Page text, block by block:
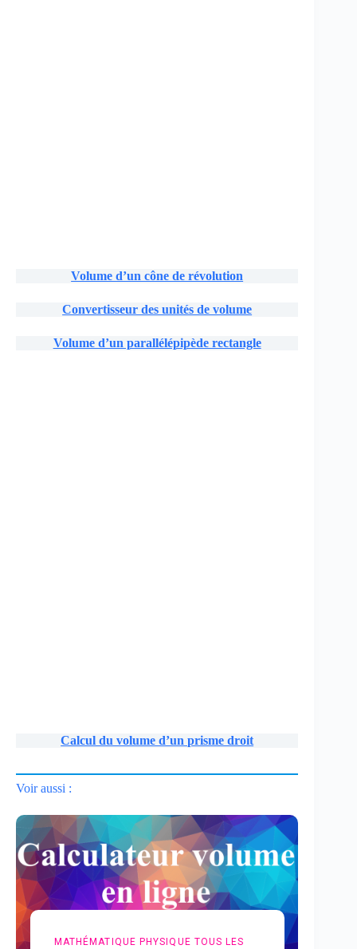
Volume d’un cône de révolution
Convertisseur des unités de volume
Volume d’un parallélépipède rectangle
Calcul du volume d’un prisme droit
Voir aussi :
MATHÉMATIQUE PHYSIQUE TOUS LES